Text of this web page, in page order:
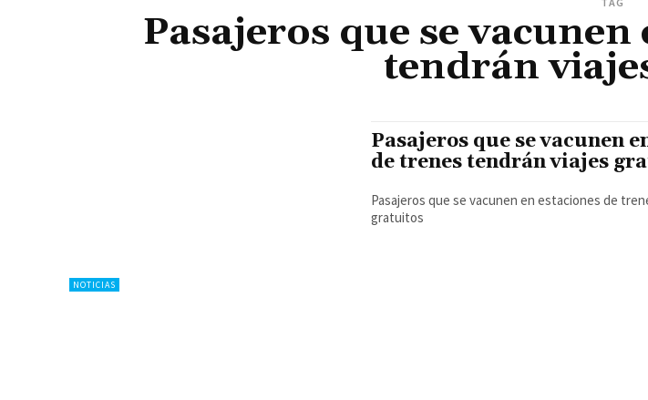
Pasajeros que se
tendrán
NOTICIAS
Pasajeros que se vacunen
de trenes tendrán viajes
Pasajeros que se vacunen en estaciones de
gratuitos